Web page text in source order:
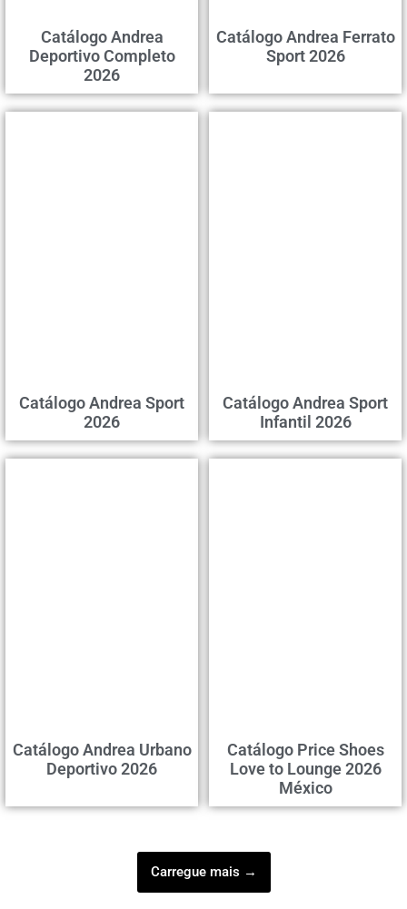
Catálogo Andrea
Deportivo Completo
2026
Catálogo Andrea Ferrato
Sport 2026
Catálogo Andrea Sport
2026
Catálogo Andrea Sport
Infantil 2026
Catálogo Andrea Urbano
Deportivo 2026
Catálogo Price Shoes
Love to Lounge 2026
México
Carregue mais →